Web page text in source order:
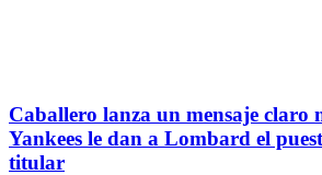
Caballero lanza un mensaje claro
Yankees le dan a Lombard el
titular